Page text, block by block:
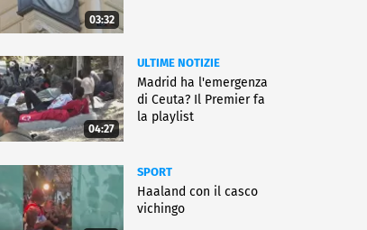
03:32
04:27
ULTIME NOTIZIE
Madrid ha l'emergenza
di Ceuta? Il Premier fa
la playlist
SPORT
Haaland con il casco
vichingo